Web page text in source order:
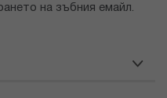
на зъбния емайл.